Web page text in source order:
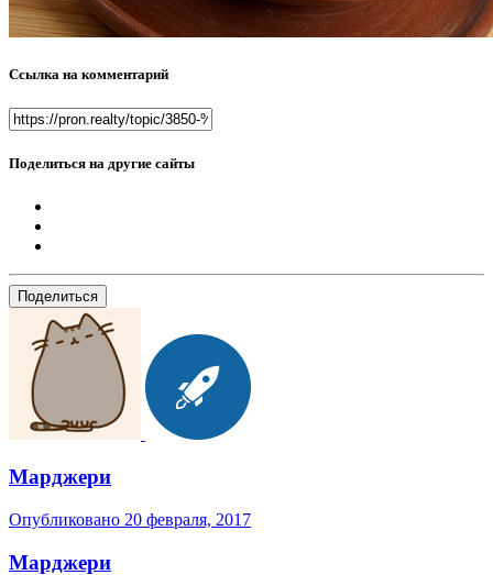
Ссылка на комментарий
Поделиться на другие сайты
Поделиться
Марджери
Опубликовано 20 февраля, 2017
Марджери